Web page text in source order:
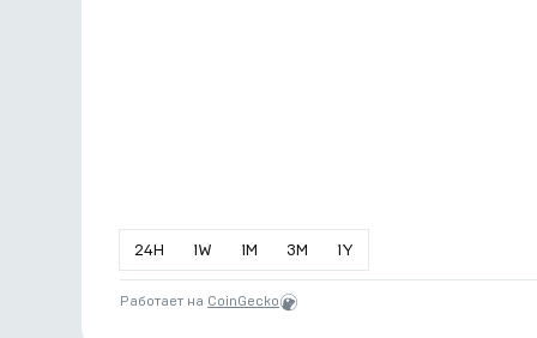
24H 1W 1M 3M 1Y
Работает на CoinGecko